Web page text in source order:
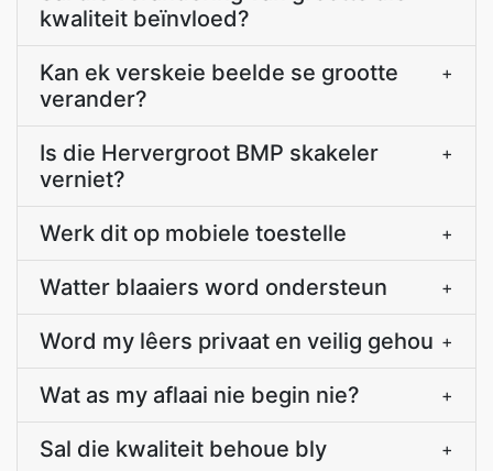
kwaliteit beïnvloed?
Kan ek verskeie beelde se grootte
verander?
+
Is die Hervergroot BMP skakeler
verniet?
+
Werk dit op mobiele toestelle +
Watter blaaiers word ondersteun +
Word my lêers privaat en veilig gehou +
Wat as my aflaai nie begin nie? +
Sal die kwaliteit behoue bly +